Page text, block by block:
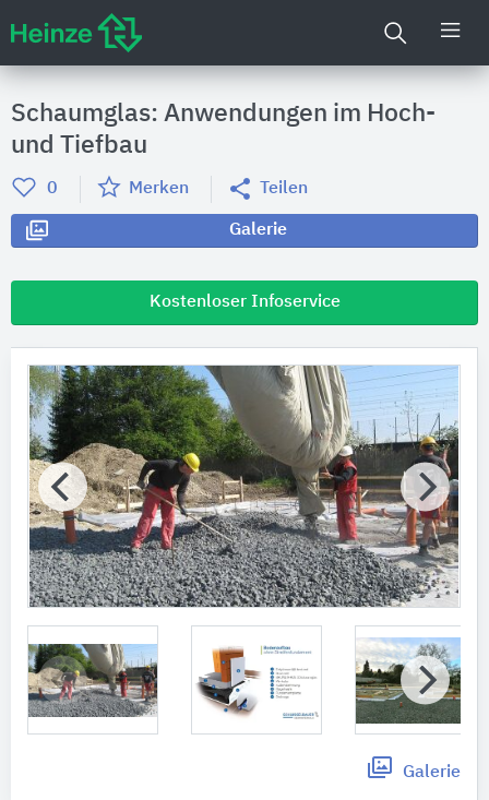
Schaumglas: Anwendungen im Hoch-
und Tiefbau
0 Merken Teilen
Galerie
Kostenloser Infoservice
Galerie